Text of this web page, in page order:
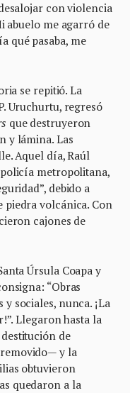
con violencia
abuelo me agarró de
qué pasaba, me
se repitió. La
Uruchurtu, regresó
que destruyeron
y lámina. Las
Aquel día, Raúl
metropolitana,
debido a
piedra volcánica. Con
cajones de
Úrsula Coapa y
“Obras
sociales, nunca. ¡La
Llegaron hasta la
de
y la
obtuvieron
quedaron a la